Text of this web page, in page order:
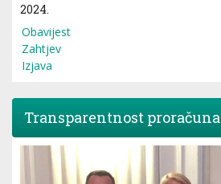
2024.
Obavijest
Zahtjev
Izjava
Transparentnost proračuna